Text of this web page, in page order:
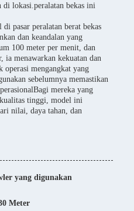
lokasi.peralatan bekas ini
pasar peralatan berat bekas
dan keandalan yang
100 meter per menit, dan
ia menawarkan kekuatan dan
operasi mengangkat yang
sebelumnya memastikan
mereka yang
tinggi, model ini
nilai, daya tahan, dan
yang digunakan
Meter